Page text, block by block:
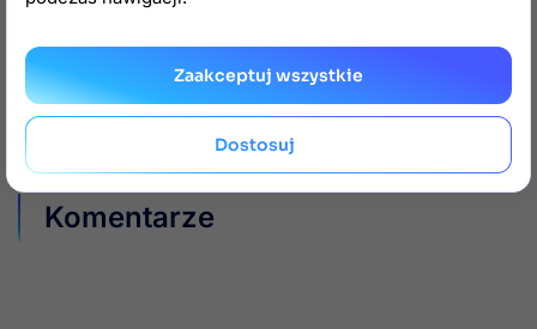
przygotujemy dla Ciebie
Komentarze
Dostosuj
Zaakceptuj wszystkie